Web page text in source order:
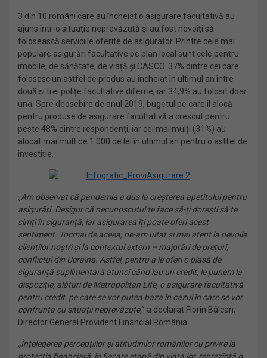
3 din 10 români care au încheiat o asigurare facultativă au
ajuns într-o situație neprevăzută și au fost nevoiți să
folosească serviciile oferite de asigurator. Printre cele mai
populare asigurări facultative pe plan local sunt cele pentru
imobile, de sănătate, de viață și CASCO. 37% dintre cei care
folosesc un astfel de produs au încheiat în ultimul an între
două și trei polițe facultative diferite, iar 34,9% au folosit doar
una. Spre deosebire de anul 2019, bugetul pe care îl alocă
pentru produse de asigurare facultativă a crescut pentru
peste 48% dintre respondenți, iar cei mai mulți (31%) au
alocat mai mult de 1.000 de lei în ultimul an pentru o astfel de
investiție.
„Am observat că pandemia a dus la creșterea apetitului pentru
asigurări. Desigur că necunoscutul te face să-ți dorești să te
simți în siguranță, iar asigurarea îți poate oferi acest
sentiment. Tocmai de aceea, ne-am uitat și mai atent la nevoile
clienților noștri și la contextul extern – majorări de prețuri,
conflictul din Ucraina. Astfel, pentru a le oferi o plasă de
siguranță suplimentară atunci când iau un credit, le punem la
dispoziție, alături de Metropolitan Life, o asigurare facultativă
pentru credit, pe care se vor putea baza în cazul în care se vor
confrunta cu situații neprevăzute,” a declarat Florin Bâlcan,
Director General Provident Financial România.
„Înțelegerea percepțiilor și atitudinilor românilor cu privire la